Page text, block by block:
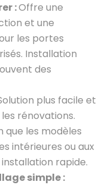
:Offre une
et une
les portes
Installation
des
plus facile et
rénovations.
que les modèles
intérieures ou aux
rapide.
simple :